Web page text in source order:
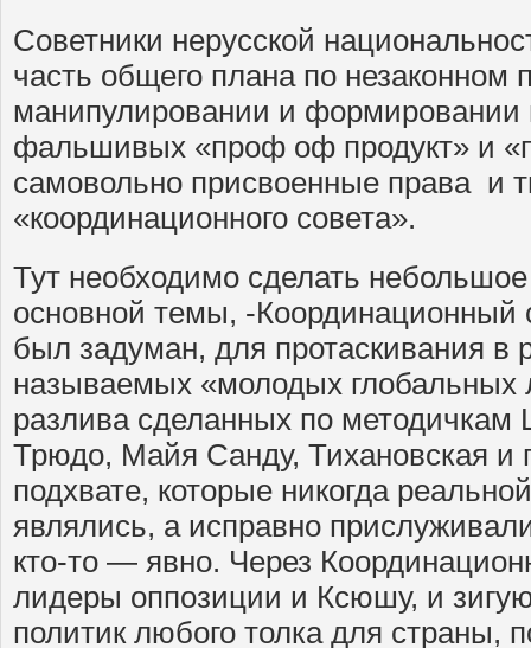
Советники нерусской
часть общего плана по незаконном
манипулировании и
фальшивых «проф оф продукт» и
самовольно присвоенные права и
«координационного совета».
Тут необходимо сделать небольшое
основной темы, -Координационный
был задуман, для протаскивания в
называемых «молодых глобальных
разлива сделанных по методичкам
Трюдо, Майя Санду, Тихановская и
подхвате, которые никогда
являлись, а исправно
кто-то — явно. Через
лидеры оппозиции и Ксюшу, и
политик любого толка для